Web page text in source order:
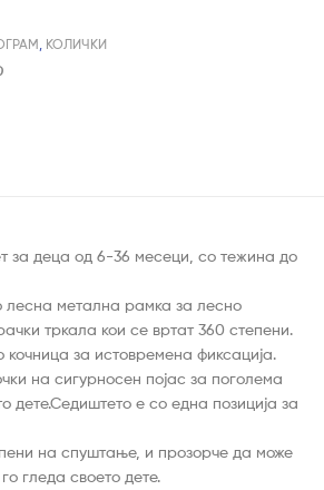
КОЛИЧКИ
Pinterest
за деца од 6-36 месеци, со тежина до
лесна метална рамка за лесно
тркала кои се вртат 360 степени.
кочница за истовремена фиксација.
на сигурносен појас за поголема
дете.Седиштето е со една позиција за
на спуштање, и прозорче да може
гледа своето дете.